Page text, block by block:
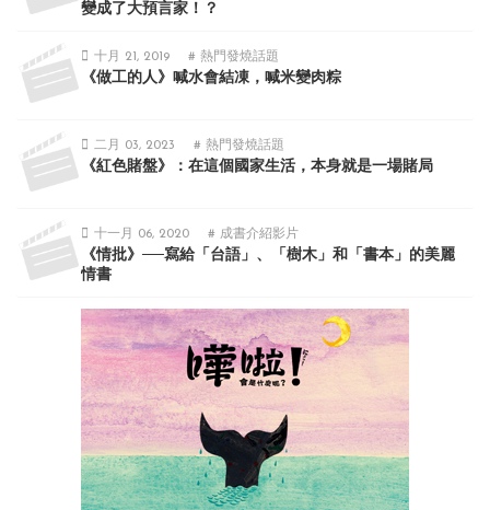
變成了大預言家！？
十月 21, 2019 # 熱門發燒話題
《做工的人》喊水會結凍，喊米變肉粽
二月 03, 2023 # 熱門發燒話題
《紅色賭盤》：在這個國家生活，本身就是一場賭局
十一月 06, 2020 # 成書介紹影片
《情批》──寫給「台語」、「樹木」和「書本」的美麗
情書